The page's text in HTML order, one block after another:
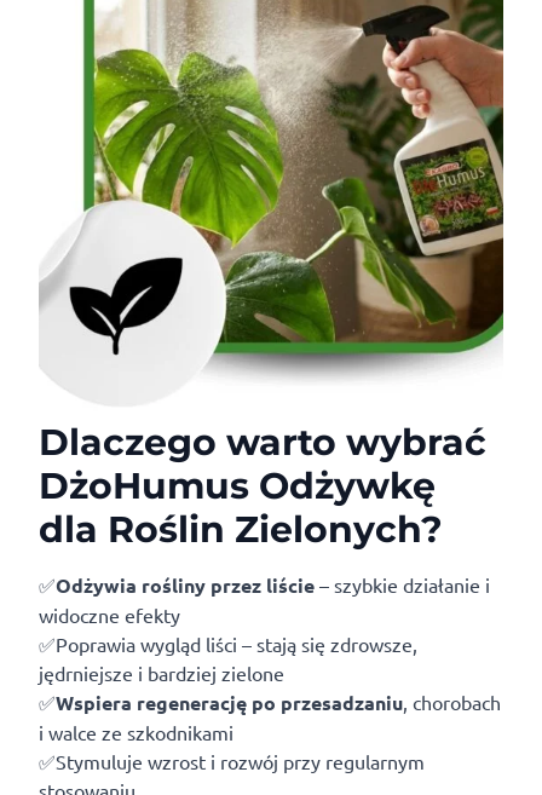
Dlaczego warto wybrać
DżoHumus Odżywkę
dla Roślin Zielonych?
✅Odżywia rośliny przez liście – szybkie działanie i
widoczne efekty
✅Poprawia wygląd liści – stają się zdrowsze,
jędrniejsze i bardziej zielone
✅Wspiera regenerację po przesadzaniu , chorobach
i walce ze szkodnikami
✅Stymuluje wzrost i rozwój przy regularnym
stosowaniu